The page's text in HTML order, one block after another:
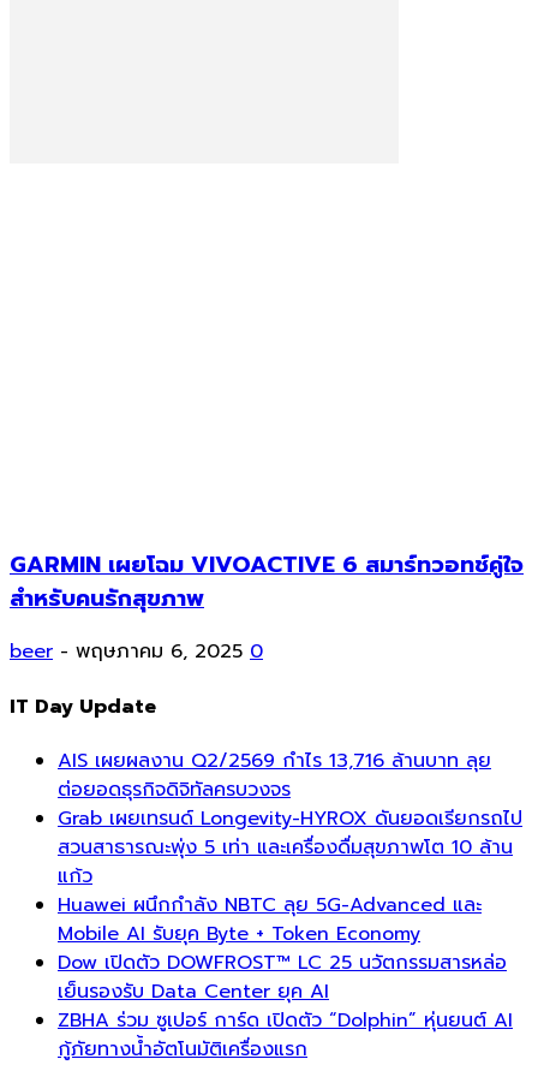
GARMIN เผยโฉม VIVOACTIVE 6 สมาร์ทวอทช์คู่ใจ
สำหรับคนรักสุขภาพ
beer - พฤษภาคม 6, 2025 0
IT Day Update
AIS เผยผลงาน Q2/2569 กำไร 13,716 ล้านบาท ลุย
ต่อยอดธุรกิจดิจิทัลครบวงจร
Grab เผยเทรนด์ Longevity-HYROX ดันยอดเรียกรถไป
สวนสาธารณะพุ่ง 5 เท่า และเครื่องดื่มสุขภาพโต 10 ล้าน
แก้ว
Huawei ผนึกกำลัง NBTC ลุย 5G-Advanced และ
Mobile AI รับยุค Byte + Token Economy
Dow เปิดตัว DOWFROST™ LC 25 นวัตกรรมสารหล่อ
เย็นรองรับ Data Center ยุค AI
ZBHA ร่วม ซูเปอร์ การ์ด เปิดตัว “Dolphin” หุ่นยนต์ AI
กู้ภัยทางน้ำอัตโนมัติเครื่องแรก